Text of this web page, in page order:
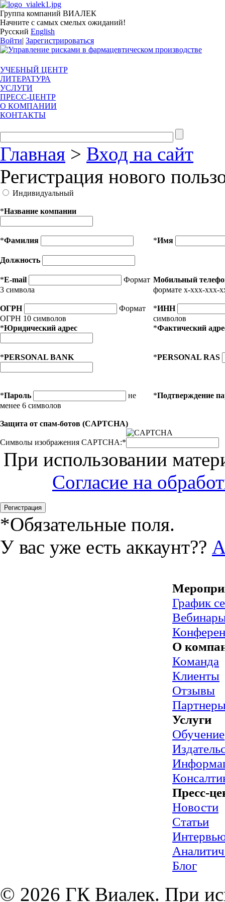
Группа компаний ВИАЛЕК
Начните с самых смелых ожиданий!
Русский English
Войти| Зарегистрироваться
УЧЕБНЫЙ ЦЕНТР
ЛИТЕРАТУРА
УСЛУГИ
ПРЕСС-ЦЕНТР
О КОМПАНИИ
КОНТАКТЫ
Главная > Вход на сайт
Регистрация нового
Индивидуальный
*Название компании
*Фамилия *Имя
Должность
*E-mail
Формат
3 символа
Мобильный
формате x-xxx-xxx-
ОГРН
Формат
ОГРН 10 символов
*ИНН
символов
*Юридический адрес *Фактический
*PERSONAL BANK *PERSONAL RAS
*Пароль
не
менее 6 символов
*Подтверждение
Защита от спам-ботов (CAPTCHA)
Символы изображения CAPTCHA:*
При использовании
Согласие на
*Обязательные поля.
У вас уже есть аккаунт??
График
О
Команда
Клиенты
Отзывы
Услуги
Обучение
Пресс-
Новости
Статьи
Блог
© 2026 ГК Виалек. При